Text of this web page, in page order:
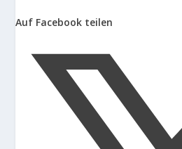
Auf Facebook teilen